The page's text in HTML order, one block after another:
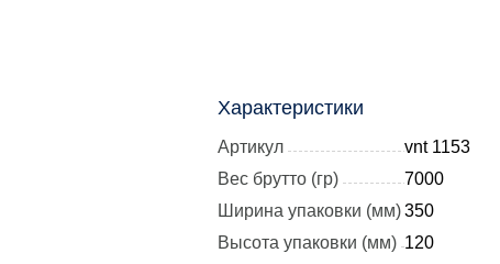
Характеристики
Артикул
vnt 1153
Вес брутто (гр)
7000
Ширина упаковки (мм)350
Высота упаковки (мм) 120